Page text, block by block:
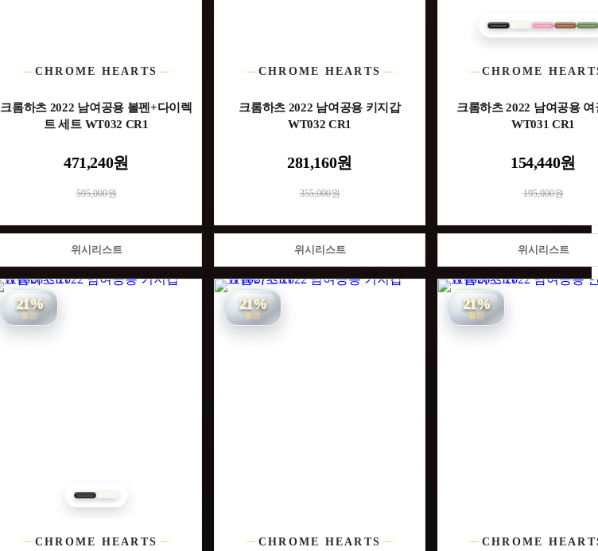
CHROME HEARTS
크롬하츠 2022 남여공용 볼펜+다이렉
트 세트 WT032 CR1
471,240원
595,000원
위시리스트
CHROME HEARTS
크롬하츠 2022 남여공용 키지갑
WT032 CR1
281,160원
355,000원
위시리스트
CHROME
크롬하츠 2022 남여공용
WT031 CR1
154,440원
195,000원
위시리스트
21%
할인
CHROME HEARTS
21%
할인
CHROME HEARTS
21%
할인
CHROME